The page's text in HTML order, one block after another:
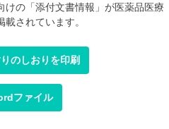
けの「添付文書情報」が医薬品医療
されています。
のしおりを印刷
ファイル